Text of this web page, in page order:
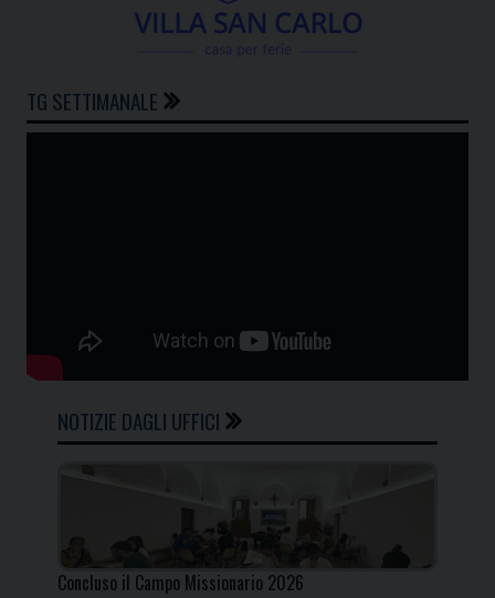
TG SETTIMANALE
NOTIZIE DAGLI UFFICI
Concluso il Campo Missionario 2026